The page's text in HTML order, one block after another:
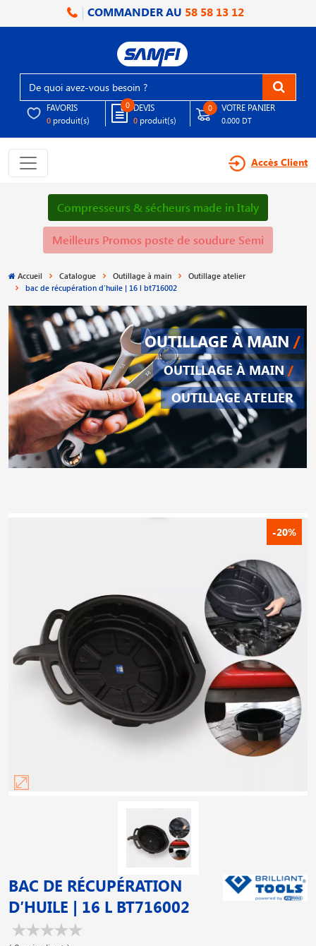
COMMANDER AU 58 58 13 12
FAVORIS
0 produit(s)
0 DEVIS
0 produit(s)
0 VOTRE PANIER
0.000 DT
Accès Client
Compresseurs & sécheurs made in Italy
Meilleurs Promos poste de soudure Semi
Accueil Catalogue Outillage à main
Outillage atelier
bac de récupération d′huile | 16 l bt716002
OUTILLAGE À MAIN /
OUTILLAGE À MAIN /
OUTILLAGE ATELIER
-20%
BAC DE RÉCUPÉRATION
D′HUILE | 16 L BT716002